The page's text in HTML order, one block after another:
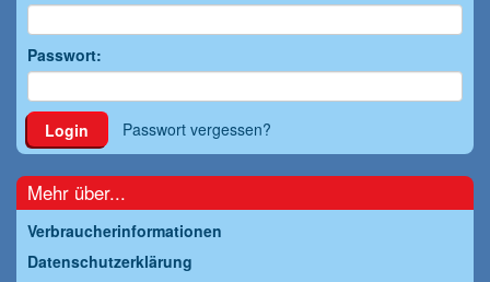
Passwort:
Login Passwort vergessen?
Mehr über...
Verbraucherinformationen
Datenschutzerklärung